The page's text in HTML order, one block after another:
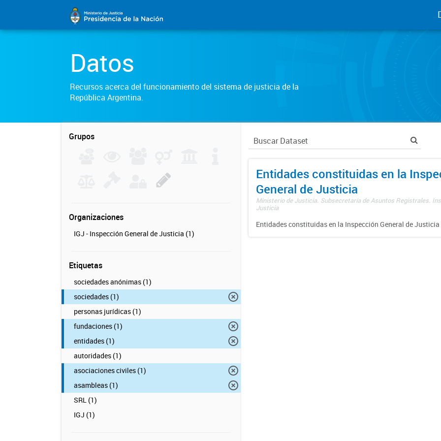
Datos
Recursos acerca del funcionamiento del sistema de justicia de la
República Argentina.
Grupos
Organizaciones
IGJ - Inspección General de Justicia (1)
Etiquetas
sociedades anónimas (1)
sociedades (1)
personas jurídicas (1)
fundaciones (1)
entidades (1)
autoridades (1)
asociaciones civiles (1)
asambleas (1)
SRL (1)
IGJ (1)
Entidades constituidas en la
General de Justicia
Ministerio de Justicia. Subsecretaría de Asuntos Registrales.
Justicia
Entidades constituidas en la Inspección General de Justicia